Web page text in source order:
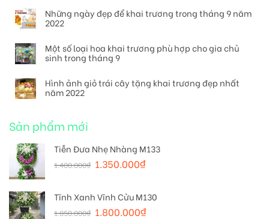
Những ngày đẹp để khai trương trong tháng 9 năm
2022
Một số loại hoa khai trương phù hợp cho gia chủ
sinh trong tháng 9
Hình ảnh giỏ trái cây tặng khai trương đẹp nhất
năm 2022
Sản phẩm mới
Tiễn Đưa Nhẹ Nhàng M133
1.400.000₫ 1.350.000₫
Tĩnh Xanh Vĩnh Cửu M130
1.850.000₫ 1.800.000₫